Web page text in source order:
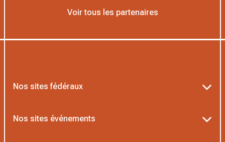
Voir tous les partenaires
Nos sites fédéraux
Nos sites événements